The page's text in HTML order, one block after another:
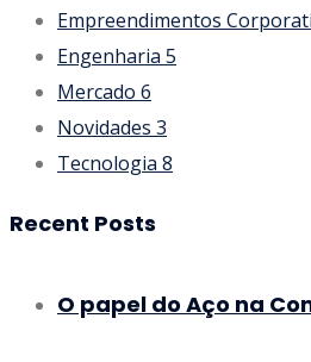
Empreendimentos
Engenharia 5
Mercado 6
Novidades 3
Tecnologia 8
Recent Posts
O papel do Aço na